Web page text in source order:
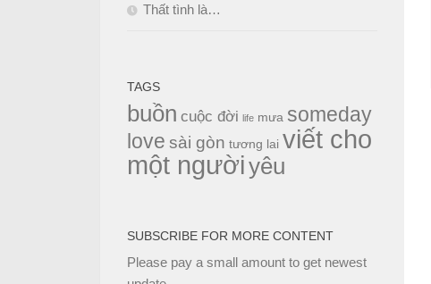
Thất tình là…
TAGS
buồn cuộc đời life mưa someday
love sài gòn tương lai viết cho
một ngườiyêu
SUBSCRIBE FOR MORE CONTENT
Please pay a small amount to get newest